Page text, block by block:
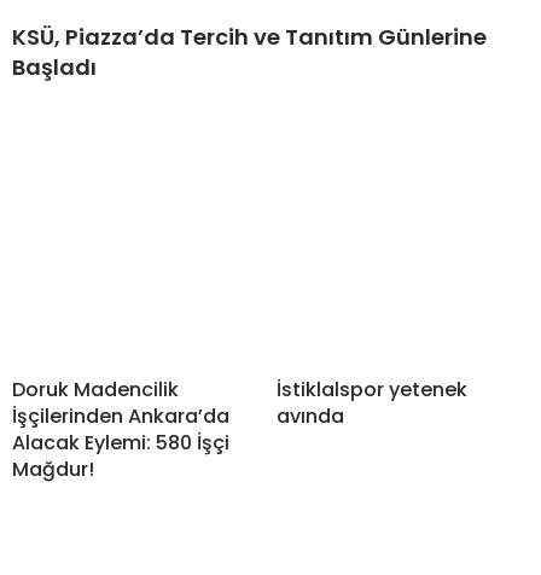
KSÜ, Piazza’da Tercih ve Tanıtım Günlerine
Başladı
Doruk Madencilik
İşçilerinden Ankara’da
Alacak Eylemi: 580 İşçi
Mağdur!
İstiklalspor yetenek
avında